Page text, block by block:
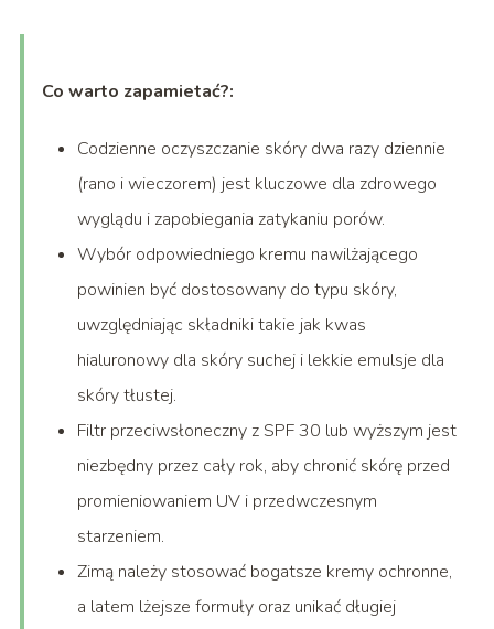
Co warto zapamietać?:
Codzienne oczyszczanie skóry dwa razy dziennie
(rano i wieczorem) jest kluczowe dla zdrowego
wyglądu i zapobiegania zatykaniu porów.
Wybór odpowiedniego kremu nawilżającego
powinien być dostosowany do typu skóry,
uwzględniając składniki takie jak kwas
hialuronowy dla skóry suchej i lekkie emulsje dla
skóry tłustej.
Filtr przeciwsłoneczny z SPF 30 lub wyższym jest
niezbędny przez cały rok, aby chronić skórę przed
promieniowaniem UV i przedwczesnym
starzeniem.
Zimą należy stosować bogatsze kremy ochronne,
a latem lżejsze formuły oraz unikać długiej